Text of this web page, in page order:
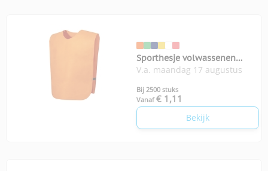
Sporthesje volwassenen
Cambex
V.a. maandag 17 augustus
Bij 2500 stuks
Vanaf € 1,11
Bekijk